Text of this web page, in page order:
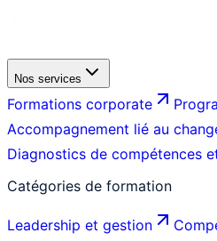
Nos services
Formations corporate
Accompagnement lié au
Diagnostics de compétences
Catégories de formation
Leadership et gestion